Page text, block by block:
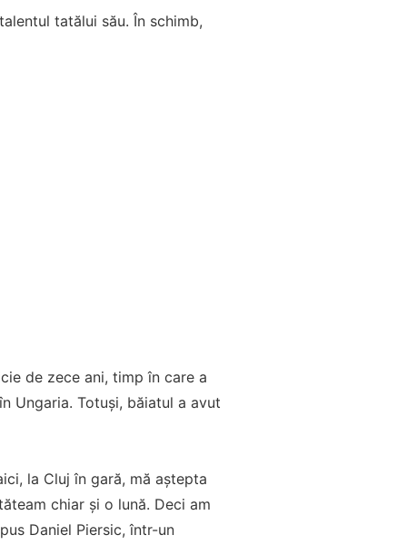
tatălui său. În schimb,
de zece ani, timp în care a
Ungaria. Totuși, băiatul a avut
la Cluj în gară, mă aștepta
chiar și o lună. Deci am
Daniel Piersic, într-un